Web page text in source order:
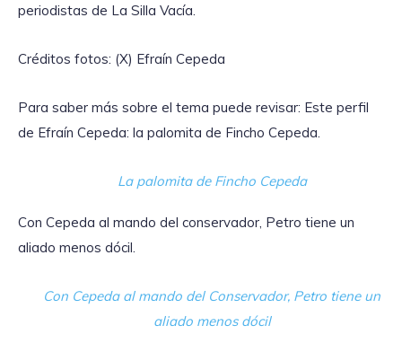
periodistas de La Silla Vacía.
Créditos fotos: (X) Efraín Cepeda
Para saber más sobre el tema puede revisar: Este perfil
de Efraín Cepeda: la palomita de Fincho Cepeda.
La palomita de Fincho Cepeda
Con Cepeda al mando del conservador, Petro tiene un
aliado menos dócil.
Con Cepeda al mando del Conservador, Petro tiene un
aliado menos dócil